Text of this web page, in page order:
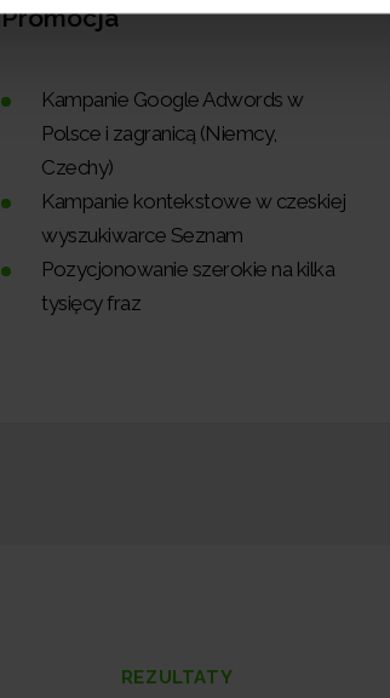
Promocja
Kampanie Google Adwords w
Polsce i zagranicą (Niemcy,
Czechy)
Kampanie kontekstowe w czeskiej
wyszukiwarce Seznam
Pozycjonowanie szerokie na kilka
tysięcy fraz
REZULTATY